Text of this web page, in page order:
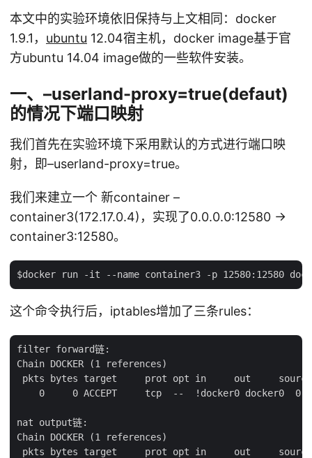
本文中的实验环境依旧保持与上文相同：docker
1.9.1， ubuntu 12.04宿主机，docker image基于官
方ubuntu 14.04 image做的一些软件安装。
一、–userland-proxy=true(defaut)
的情况下端口映射
我们首先在实验环境下采用默认的方式进行端口映
射，即–userland-proxy=true。
我们来建立一个 新container –
container3(172.17.0.4)，实现了0.0.0.0:12580 ->
container3:12580。
这个命令执行后，iptables增加了三条rules：
filter forward链:
Chain DOCKER (1 references)
pkts bytes target     prot opt in     out
0     0 ACCEPT     tcp  --  !docker0 docker0
nat output链:
Chain DOCKER (1 references)
pkts bytes target     prot opt in     out